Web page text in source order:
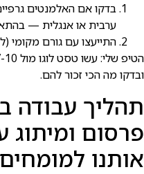
בדקו אם האלמנטים
ערבית או אנגלית —
התייעצו עם גורם מקומי
ובדקו מה הכי זכור להם.
תהליך עבודה
פרסום
אותנו